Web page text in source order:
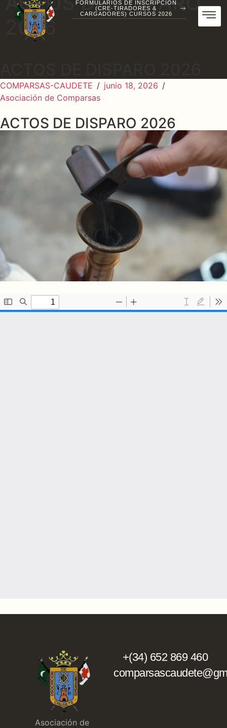
FORMULARIOS DE INSCRIPCIÓN
(CRE-TIRADORES &
CARGADORES) CURSOS 2026
2026
COMPARSAS-CAUDETE / junio 18, 2026 /
Asociación de Comparsas
ACTOS DE DISPARO 2026
Asociación de
+(34) 652 869 460